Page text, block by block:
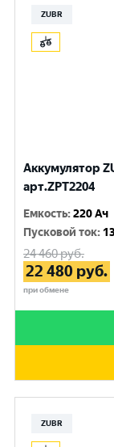
ZUBR
Аккумулятор
арт.ZPT2204
Емкость:220 Ач
Пусковой ток:
24 460руб.
22 480 руб.
при обмене
ZUBR